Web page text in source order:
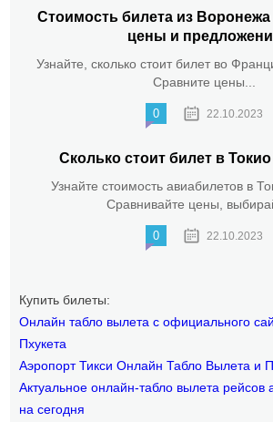
Стоимость билета из
цены и
Узнайте, сколько стоит билет во
Сравните цены...
0 22.10.2023
Сколько стоит билет в
Узнайте стоимость авиабилетов в
Сравнивайте цены,
0 22.10.2023
Купить билеты:
Онлайн табло вылета с официального
Пхукета
Аэропорт Тикси Онлайн Табло Вылета и
Актуальное онлайн-табло вылета рейсов
на сегодня